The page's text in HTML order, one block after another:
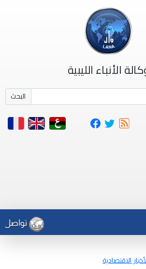
الأنباء الليبية
البحث
تواصل
الاقتصادية